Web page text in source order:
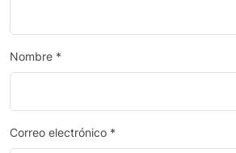
Nombre *
Correo electrónico *